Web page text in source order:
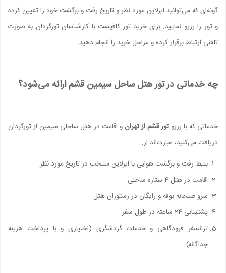
گونه‌ای که می‌توانید ایرلاین مورد نظر و تاریخ رفت و برگشت خود را تعیین کرده
و تور را رزرو نمایید. برای خرید تور کافیست با کارشناسان تورگردان به صورت
تلفنی ارتباط برقرار کرده و مراحل خرید را انجام دهید.
چه خدماتی در تور هتل ساحل سیمین قشم ارائه می‌شود؟
خدماتی که با رزرو تور قشم از تهران و اقامت در هتل ساحلی سیمین از تورگردان
دریافت می‌کنید، عبارت‌اند از:
بلیط رفت و برگشت هوایی با ایرلاین منتخب در تاریخ مورد نظر
اقامت در هتل 4 ستاره ساحلی
سرو صبحانه بوفه و رایگان در رستوران هتل
پشتیبانی 24 ساعته در طول سفر
ترانسفر فرودگاهی و خدمات گردشگری (اختیاری و با پرداخت هزینه
جداگانه)